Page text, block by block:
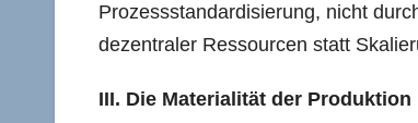
Prozessstandardisierung, nicht
dezentraler Ressourcen statt
III. Die Materialität der Produktion